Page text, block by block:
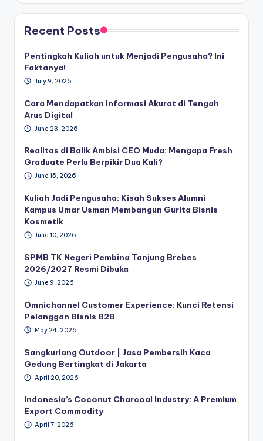
Recent Posts
Pentingkah Kuliah untuk Menjadi Pengusaha? Ini
Faktanya!
July 9, 2026
Cara Mendapatkan Informasi Akurat di Tengah
Arus Digital
June 23, 2026
Realitas di Balik Ambisi CEO Muda: Mengapa Fresh
Graduate Perlu Berpikir Dua Kali?
June 15, 2026
Kuliah Jadi Pengusaha: Kisah Sukses Alumni
Kampus Umar Usman Membangun Gurita Bisnis
Kosmetik
June 10, 2026
SPMB TK Negeri Pembina Tanjung Brebes
2026/2027 Resmi Dibuka
June 9, 2026
Omnichannel Customer Experience: Kunci Retensi
Pelanggan Bisnis B2B
May 24, 2026
Sangkuriang Outdoor | Jasa Pembersih Kaca
Gedung Bertingkat di Jakarta
April 20, 2026
Indonesia’s Coconut Charcoal Industry: A Premium
Export Commodity
April 7, 2026